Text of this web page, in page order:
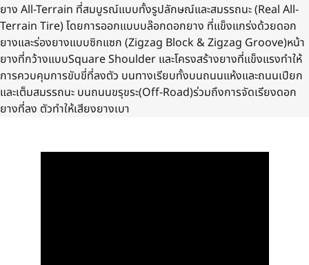
ยาง All-Terrain ที่สมบูรณ์แบบทั้งรูปลักษณ์และสมรรถนะ (Real All-
Terrain Tire) โดยการออกแบบบล๊อกดอกยาง ที่แข็งแกร่งด้วยดอก
ยางและร่องยางแบบซิกแซก (Zigzag Block & Zigzag Groove)หน้า
ยางที่กว้างแบบSquare Shoulder และโครงสร้างยางที่แข็งแรงทำให้
การควบคุมการขับขี่ที่ลงตัว บนทางเรียบทั้งบนถนนแห้งและถนนเปียก
และเต็มสมรรถนะ บนถนนขรุขระ(Off-Road)ร่วมถึงการจัดเรียงดอก
ยางที่ลง ตัวทำให้เสียงยางเบา